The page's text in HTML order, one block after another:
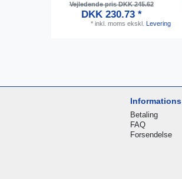
Vejledende pris DKK 245.62
DKK 230.73 *
* inkl. moms ekskl. Levering
Informations
Betaling
FAQ
Forsendelse